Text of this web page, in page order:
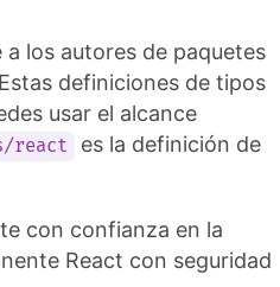
los autores de paquetes
definiciones de tipos
usar el alcance
react
es la definición de
con confianza en la
React con seguridad